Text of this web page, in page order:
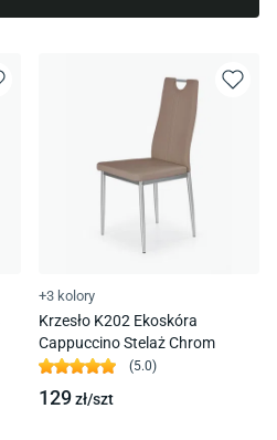
+3 kolory
Krzesło K202 Ekoskóra
Cappuccino Stelaż Chrom
(5.0)
129zł/szt